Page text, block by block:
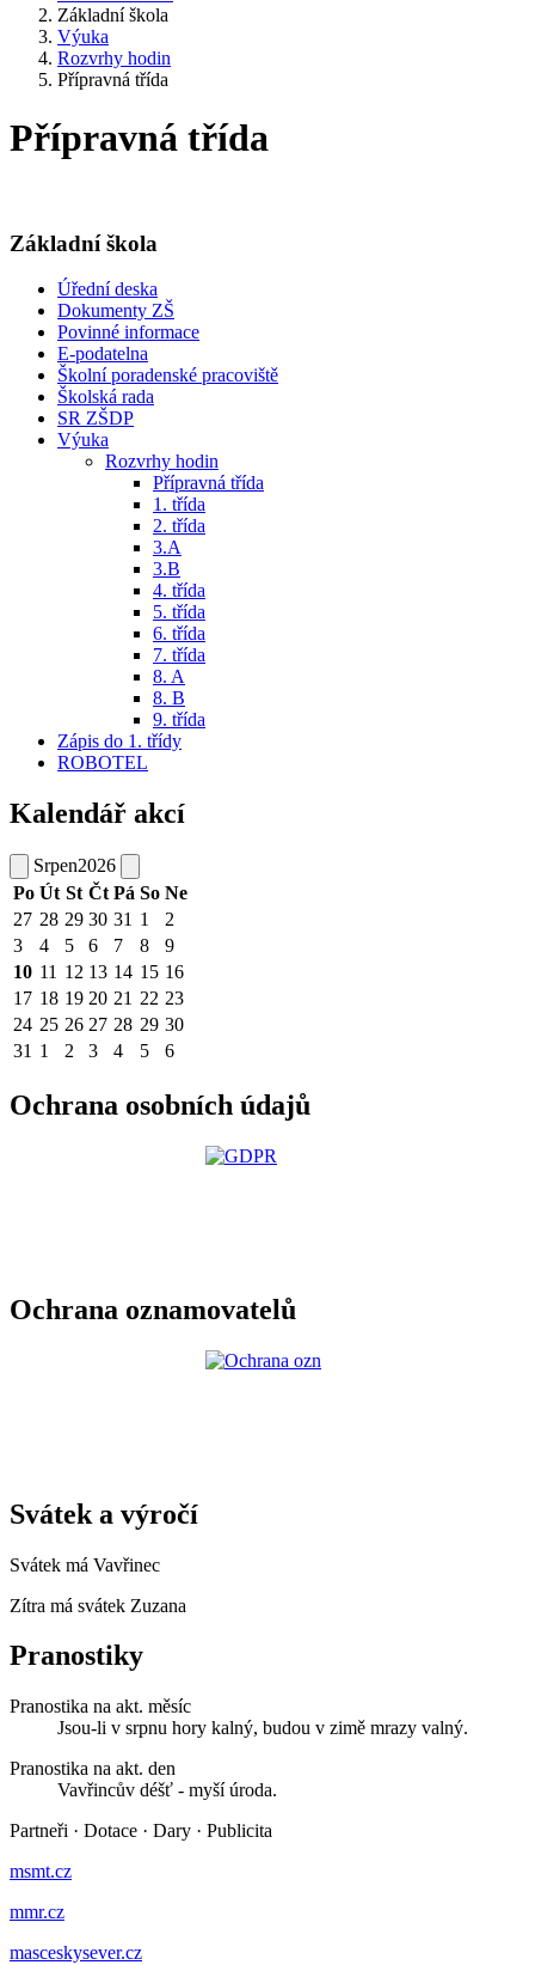
Základní škola
Výuka
Rozvrhy hodin
Přípravná třída
Přípravná třída
Základní škola
Úřední deska
Dokumenty ZŠ
Povinné informace
E-podatelna
Školní poradenské pracoviště
Školská rada
SR ZŠDP
Výuka
Rozvrhy hodin
Přípravná třída
1. třída
2. třída
3.A
3.B
4. třída
5. třída
6. třída
7. třída
8. A
8. B
9. třída
Zápis do 1. třídy
ROBOTEL
Kalendář akcí
Srpen2026
Po Út St Čt Pá So Ne
27 28 29 30 31 1
2
3
4 5 6 7 8
9
10 11 12 13 14 15 16
17 18 19 20 21 22 23
24 25 26 27 28 29 30
31 1 2 3 4 5 6
Ochrana osobních údajů
Ochrana oznamovatelů
Svátek a výročí
Svátek má Vavřinec
Zítra má svátek Zuzana
Pranostiky
Pranostika na akt. měsíc
Jsou-li v srpnu hory kalný, budou v zimě mrazy valný.
Pranostika na akt. den
Vavřincův déšť - myší úroda.
Partneři · Dotace · Dary · Publicita
msmt.cz
mmr.cz
masceskysever.cz